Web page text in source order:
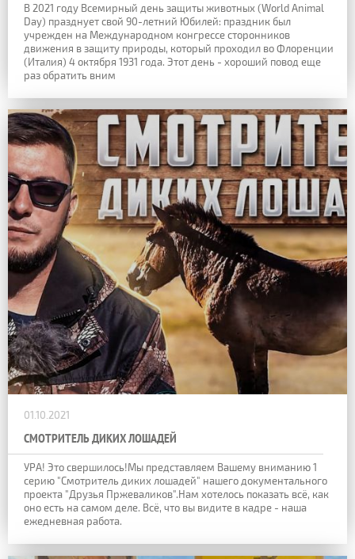
В 2021 году Всемирный день защиты животных (World Animal
Day) празднует свой 90-летний Юбилей: праздник был
учрежден на Международном конгрессе сторонников
движения в защиту природы, который проходил во Флоренции
(Италия) 4 октября 1931 года. Этот день - хороший повод еще
раз обратить вним
01.10.2021
СМОТРИТЕЛЬ ДИКИХ ЛОШАДЕЙ
УРА! Это свершилось!Мы представляем Вашему вниманию 1
серию "Смотритель диких лошадей" нашего документального
проекта "Друзья Пржеваликов".Нам хотелось показать всё, как
оно есть на самом деле. Всё, что вы видите в кадре - наша
ежедневная работа.